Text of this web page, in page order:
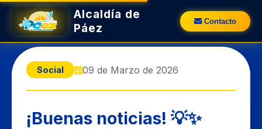
Alcaldía de
Páez
Contacto
Social 09 de Marzo de 2026
¡Buenas noticias! 💡✨